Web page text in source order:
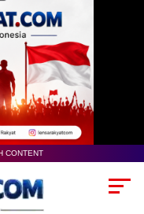
CONTENT